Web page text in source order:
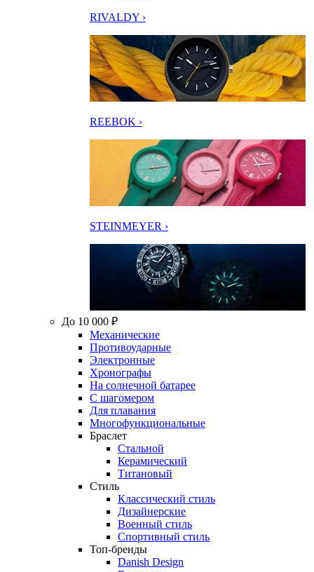
RIVALDY ›
REEBOK ›
STEINMEYER ›
До 10 000 ₽
Механические
Противоударные
Электронные
Хронографы
На солнечной батарее
С шагомером
Для плавания
Многофункциональные
Браслет
Стальной
Керамический
Титановый
Стиль
Классический стиль
Дизайнерские
Военный стиль
Спортивный стиль
Топ-бренды
Danish Design